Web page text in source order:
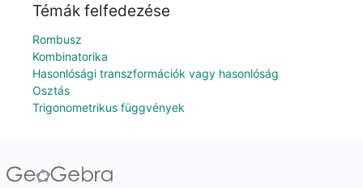
Témák felfedezése
Rombusz
Kombinatorika
Hasonlósági transzformációk vagy hasonlóság
Osztás
Trigonometrikus függvények